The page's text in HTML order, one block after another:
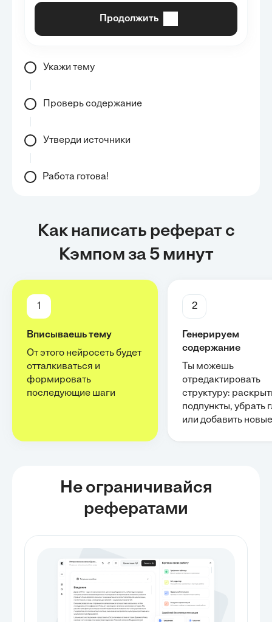
Продолжить
Укажи тему
Проверь содержание
Утверди источники
Работа готова!
Как написать реферат с
Кэмпом за 5 минут
1
Вписываешь тему
От этого нейросеть будет
отталкиваться и
формировать
последующие шаги
2
Генерируем
содержание
Ты можешь
отредактировать
структуру:
подпункты, убрать
или добавить новые
Не ограничивайся
рефератами